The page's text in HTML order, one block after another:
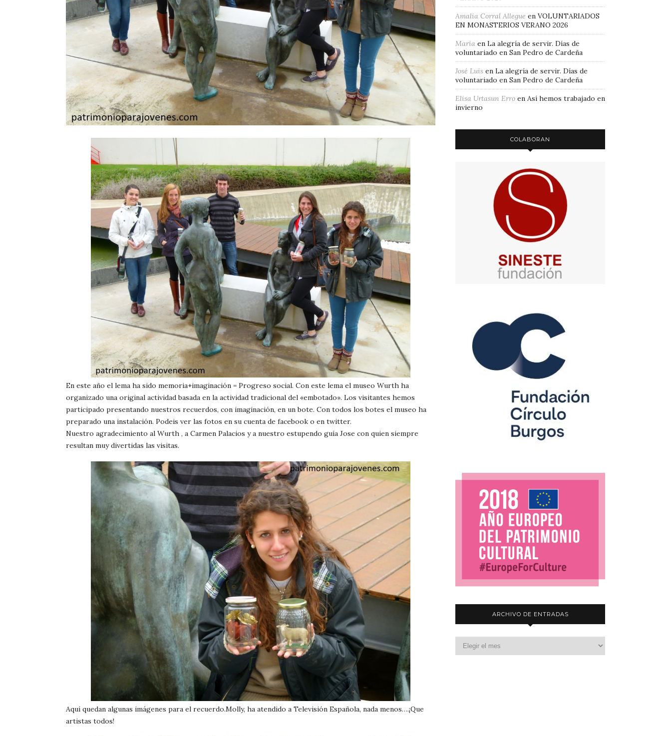
En este año el lema ha sido memoria+imaginación = Progreso social. Con este lema el museo Wurth ha
organizado una original actividad basada en la actividad tradicional del «embotado». Los visitantes hemos
participado presentando nuestros recuerdos, con imaginación, en un bote. Con todos los botes el museo ha
preparado una instalación. Podeis ver las fotos en su cuenta de facebook o en twitter.
Nuestro agradecimiento al Wurth , a Carmen Palacios y a nuestro estupendo guía Jose con quien siempre
resultan muy divertidas las visitas.
Aquí quedan algunas imágenes para el recuerdo.Molly, ha atendido a Televisión Española, nada menos….¡Que
artistas todos!
Amalia Corral Allegue en VOLUNTARIADOS
EN MONASTERIOS VERANO 2026
Maria en La alegría de servir. Días de
voluntariado en San Pedro de Cardeña
José Luis en La alegría de servir. Días de
voluntariado en San Pedro de Cardeña
Elisa Urtasun Erro en Así hemos trabajado en
invierno
COLABORAN
ARCHIVO DE ENTRADAS